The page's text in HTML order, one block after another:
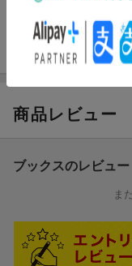
文月ゆうり（フミツキ
２０１２年から、Ｗ
刊行された当時に掲
商品レビュー
ブックスのレビュー
ま